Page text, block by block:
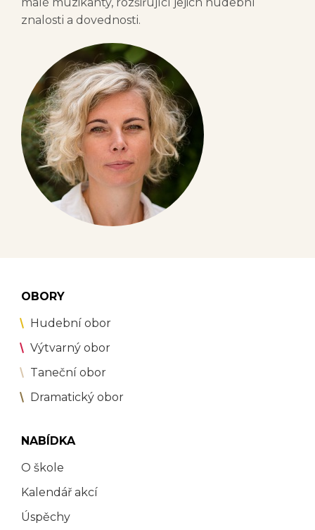
znalosti a dovednosti.
OBORY
Hudební obor
Výtvarný obor
Taneční obor
Dramatický obor
NABÍDKA
O škole
Kalendář akcí
Úspěchy